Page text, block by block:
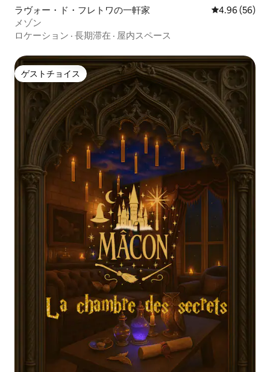
ラヴォー・ド・フレトワの一軒家 レビュー56
4.96 (56)
メゾン
ロケーション · 長期滞在 · 屋内スペース
ゲストチョイス
ゲストチョイス